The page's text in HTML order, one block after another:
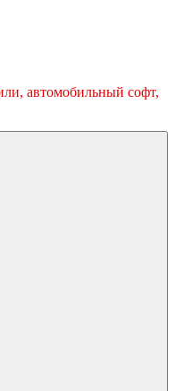
автомобильный софт,